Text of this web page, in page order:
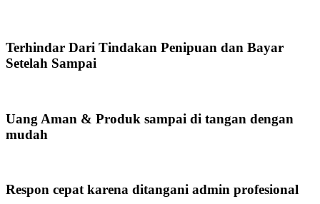
Terhindar Dari Tindakan Penipuan dan Bayar
Setelah Sampai
Uang Aman & Produk sampai di tangan dengan
mudah
Respon cepat karena ditangani admin profesional